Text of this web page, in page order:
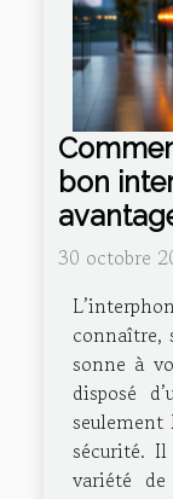
bon
30 octobre
connaître,
sonne à
disposé
sécurité. Il
variété